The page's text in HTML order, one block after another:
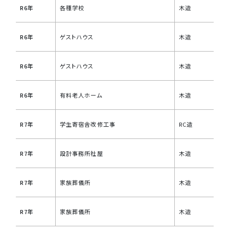
R6年 各種学校 木造
R6年 ゲストハウス 木造
R6年 ゲストハウス 木造
R6年 有料老人ホーム 木造
R7年 学生寄宿舎改修工事 RC造
R7年 設計事務所社屋 木造
R7年 家族葬儀所 木造
R7年 家族葬儀所 木造